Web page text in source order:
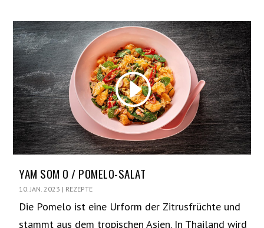
YAM SOM O / POMELO-SALAT
10. JAN. 2023 | REZEPTE
Die Pomelo ist eine Urform der Zitrusfrüchte und
stammt aus dem tropischen Asien. In Thailand wird